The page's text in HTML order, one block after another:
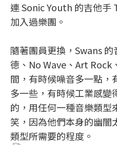
連 Sonic Youth 的吉他
加入過樂團。
隨著團員更換，Swans
德、No Wave、Art Rock
間，有時候噪音多一點，
多一些，有時候工業感變
的，用任何一種音樂類型
笑，因為他們本身的幽闇
類型所需要的程度。